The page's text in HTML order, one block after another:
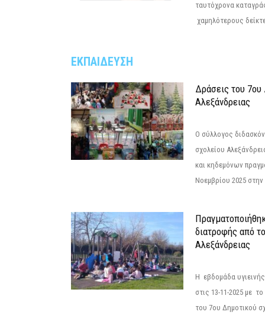
ταυτόχρονα
χαμηλότερους
ΕΚΠΑΙΔΕΥΣΗ
Δράσεις του 7ου
Αλεξάνδρειας
Ο σύλλογος
σχολείου
και κηδεμόνων
Νοεμβρίου 2025
διατροφής από
Αλεξάνδρειας
Η εβδομάδα
στις 13-11-2025 με
του 7ου Δημοτικού